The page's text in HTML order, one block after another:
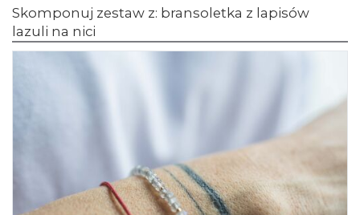
Skomponuj zestaw z: bransoletka z lapisów
lazuli na nici